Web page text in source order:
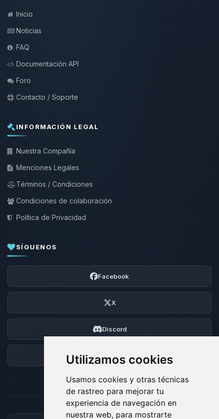
Utilizamos cookies
Usamos cookies y otras técnicas
de rastreo para mejorar tu
experiencia de navegación en
nuestra web, para mostrarte
Inicio
Noticias
FAQ
Documentación API
Foro
Contacto / Soporte
INFORMACIÓN LEGAL
Nuestra Compañía
Menciones Legales
Términos / Condiciones
Condiciones de colaboración
Política de Privacidad
SÍGUENOS
Facebook
X
Discord
Foro